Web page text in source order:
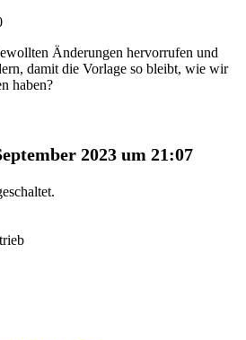
Änderungen hervorrufen und
damit die Vorlage so bleibt, wie wir
haben?
2023 um 21:07